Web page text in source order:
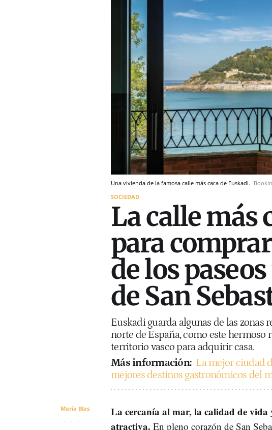
Una vivienda de la famosa calle más cara de Euskadi.
SOCIEDAD
La calle más
para
de los
de San
Euskadi guarda algunas de las zonas
norte de España, como este
territorio vasco para adquirir casa.
Más información: La mejor ciudad
mejores destinos gastronómicos del
María Blas
La cercanía al mar, la calidad de vida
atractiva. En pleno corazón de San